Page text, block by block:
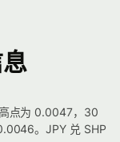
点为 0.0047，30
。JPY 兑 SHP